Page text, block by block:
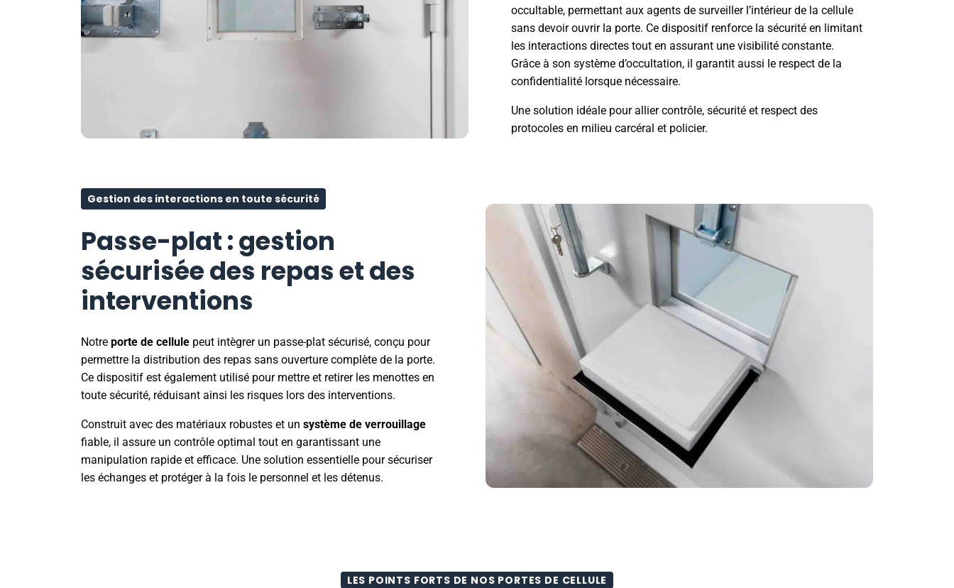
occultable, permettant aux agents de surveiller l’intérieur de la cellule
sans devoir ouvrir la porte. Ce dispositif renforce la sécurité en limitant
les interactions directes tout en assurant une visibilité constante.
Grâce à son système d’occultation, il garantit aussi le respect de la
confidentialité lorsque nécessaire.
Une solution idéale pour allier contrôle, sécurité et respect des
protocoles en milieu carcéral et policier.
Gestion des interactions en toute sécurité
Passe-plat : gestion
sécurisée des repas et des
interventions
Notre porte de cellule peut intègrer un passe-plat sécurisé, conçu pour
permettre la distribution des repas sans ouverture complète de la porte.
Ce dispositif est également utilisé pour mettre et retirer les menottes en
toute sécurité, réduisant ainsi les risques lors des interventions.
Construit avec des matériaux robustes et un système de verrouillage
fiable, il assure un contrôle optimal tout en garantissant une
manipulation rapide et efficace. Une solution essentielle pour sécuriser
les échanges et protéger à la fois le personnel et les détenus.
LES POINTS FORTS DE NOS PORTES DE CELLULE